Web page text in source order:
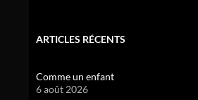
ARTICLES RÉCENTS
Comme un enfant
6 août 2026